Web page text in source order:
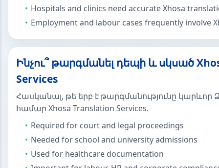
Hospitals and clinics need accurate Xhosa
Employment and labour cases frequently involve
Ինչու՞ թարգմանել դեպի և սկսած
Services
Հասկանալ, թե երբ է թարգմանությունը կարևոր
համար Xhosa Translation Services.
Required for court and legal proceedings
Needed for school and university admissions
Used for healthcare documentation